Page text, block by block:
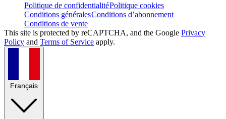
Politique de confidentialitéPolitique cookies
Conditions généralesConditions d’abonnement
Conditions de vente
This site is protected by reCAPTCHA, and the Google Privacy
Policy and Terms of Service apply.
Français